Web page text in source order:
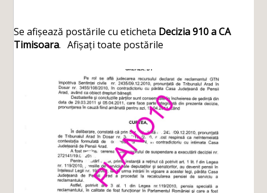
Se afișează postările cu eticheta Decizia 910 a CA
Timisoara. Afișați toate postările